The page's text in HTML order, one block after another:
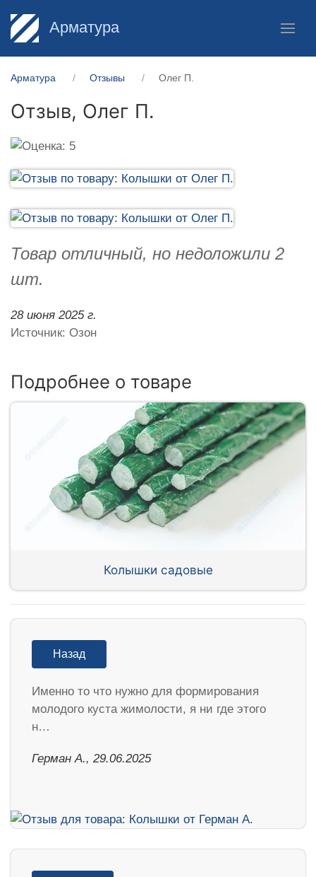
Арматура
Арматура Отзывы Олег П.
Отзыв, Олег П.
Товар отличный, но недоложили 2
шт.
28 июня 2025 г.
Источник: Озон
Подробнее о товаре
Колышки садовые
Назад
Именно то что нужно для формирования
молодого куста жимолости, я ни где этого
н…
Герман А., 29.06.2025